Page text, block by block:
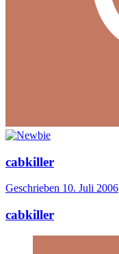
cabkiller
Geschrieben 10. Juli 2006
cabkiller